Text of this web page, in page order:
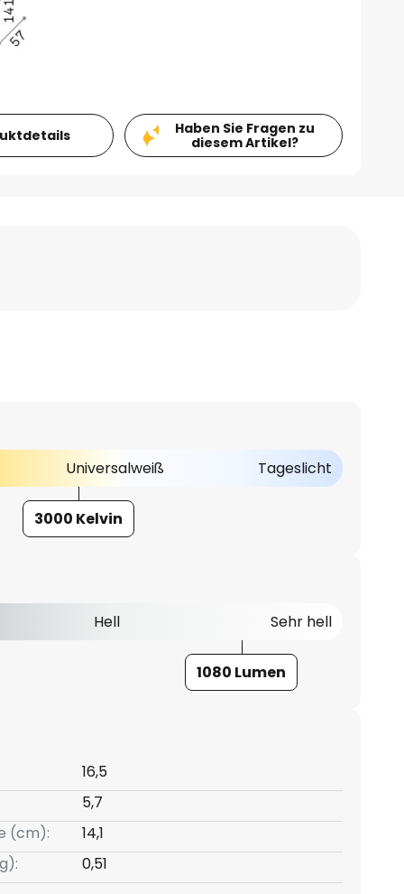
Haben Sie Fragen zu
diesem Artikel?
Universalweiß Tageslicht
3000 Kelvin
Hell Sehr hell
1080 Lumen
16,5
5,7
(cm):
14,1
0,51